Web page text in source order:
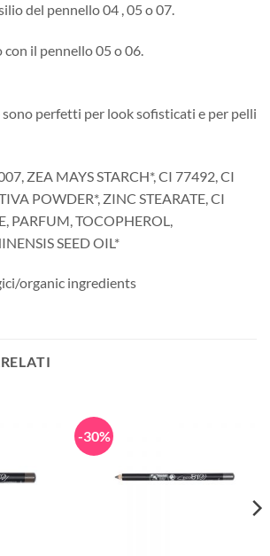
del pennello 04 , 05 o 07.
il pennello 05 o 06.
perfetti per look sofisticati e per pelli
ZEA MAYS STARCH*, CI 77492, CI
POWDER*, ZINC STEARATE, CI
PARFUM, TOCOPHEROL,
SEED OIL*
organic ingredients
-30%